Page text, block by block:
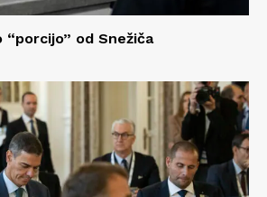
“porcijo” od Snežiča